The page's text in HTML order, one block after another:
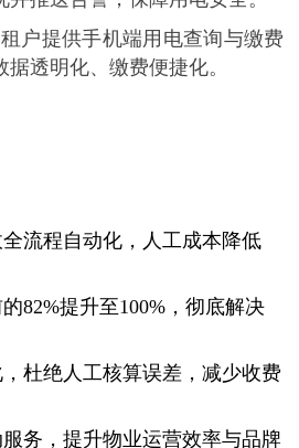
租户提供手机端用电查询与缴费
透明化、缴费便捷化。
流程自动化，人工成本降低
的82%提升至100%，彻底解决
杜绝人工核算误差，减少收费
务，提升物业运营效率与品牌